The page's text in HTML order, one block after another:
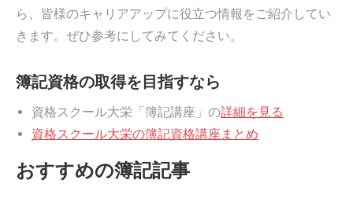
ら、皆様のキャリアアップに役立つ情報をご紹介してい
きます。ぜひ参考にしてみてください。
簿記資格の取得を目指すなら
資格スクール大栄「簿記講座」の詳細を見る
資格スクール大栄の簿記資格講座まとめ
おすすめの簿記記事